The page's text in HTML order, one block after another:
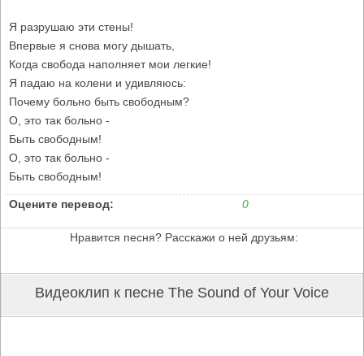
Я разрушаю эти стены!
Впервые я снова могу дышать,
Когда свобода наполняет мои легкие!
Я падаю на колени и удивляюсь:
Почему больно быть свободным?
О, это так больно -
Быть свободным!
О, это так больно -
Быть свободным!
Оцените перевод: 0
Нравится песня? Расскажи о ней друзьям:
Видеоклип к песне The Sound of Your Voice